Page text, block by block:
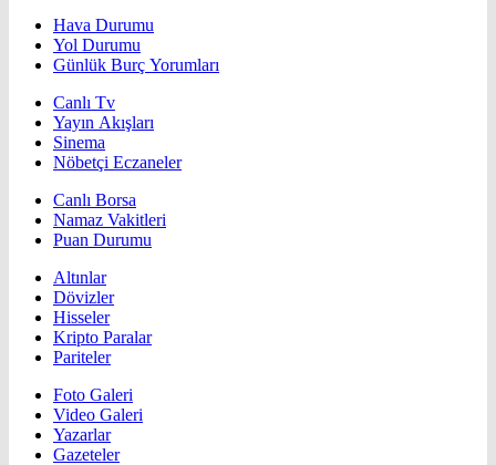
Hava Durumu
Yol Durumu
Günlük Burç Yorumları
Canlı Tv
Yayın Akışları
Sinema
Nöbetçi Eczaneler
Canlı Borsa
Namaz Vakitleri
Puan Durumu
Altınlar
Dövizler
Hisseler
Kripto Paralar
Pariteler
Foto Galeri
Video Galeri
Yazarlar
Gazeteler